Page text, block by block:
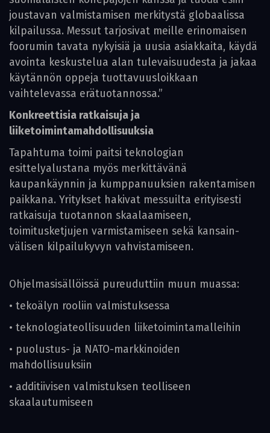
joustavan valmistamisen merkitystä globaalissa
kilpailussa. Messut tarjosivat meille erinomaisen
foorumin tavata nykyisiä ja uusia asiakkaita, käydä
avointa keskustelua alan tulevaisuudesta ja jakaa
käytännön oppeja tuottavuusloikkaan
vaihtelevassa erätuotannossa.”
Konkreettisia ratkaisuja ja
liiketoimintamahdollisuuksia
Tapahtuma toimi paitsi teknologian
esittelyalustana myös merkittävänä
kaupankäynnin ja kumppanuuksien rakentamisen
paikkana. Yritykset hakivat messuilta erityisesti
ratkaisuja tuotannon skaalaamiseen,
toimitusketjujen varmistamiseen sekä kansain­
välisen kilpailukyvyn vahvistamiseen.
Ohjelmasisällöissä pureuduttiin muun muassa:
• tekoälyn rooliin valmistuksessa
• teknologiateollisuuden liiketoimintamalleihin
• puolustus- ja NATO-markkinoiden
mahdollisuuksiin
• additiivisen valmistuksen teolliseen
skaalautumiseen